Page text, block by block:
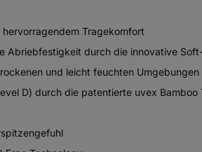
Tragekomfort
Abriebfestigkeit durch die innovative
und leicht feuchten Umgebungen
D) durch die patentierte uvex Bamboo